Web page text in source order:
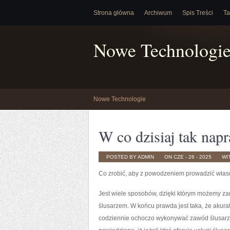
Strona główna Archiwum Spis Treści
Nowe
Nowe Technologie
W co dzisiaj tak
POSTED BY ADMIN ON CZE - 26 - 2025
Co zrobić, aby z powodzeniem prowadzić
Jest wiele sposobów, dzięki którym możemy
ślusarzem. W końcu prawda jest taka, że
codziennie ochoczo wykonywać zawód